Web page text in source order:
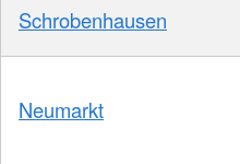
Schrobenhausen
Neumarkt